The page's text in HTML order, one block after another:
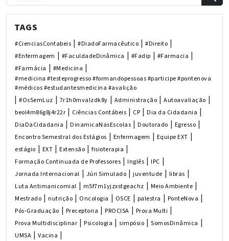
TAGS
#CienciasContabeis | #DiadoFarmacêutico | #Direito |
#Enfermagem | #FaculdadeDinâmica | #Fadip | #Farmacia |
#Farmácia | #Medicina |
#medicina #testeprogresso #formandopessoas #participe #pontenova
#médicos #estudantesmedicina #avalição
| #OsSemLuz | 7r1h0mvalzdk8y | Administração | Autoavaliação |
beol4m86g8j4r22r | Ciências Contábeis | CP | Dia da Cidadania |
DiaDaCidadania | DinamicaNasEscolas | Doutorado | Egresso |
Encontro Semestral dos Estágios | Enfermagem | Equipe EXT |
estágio | EXT | Extensão | fisioterapia |
Formação Continuada de Professores | Inglês | IPC |
Jornada Internacional | Júri Simulado | juventude | libras |
Luta Antimanicomial | m5f7m1yjzxstgeachz | Meio Ambiente |
Mestrado | nutrição | Oncologia | OSCE | palestra | PonteNova |
Pós-Graduação | Preceptoria | PROCISA | Prova Multi |
Prova Multidisciplinar | Psicologia | simpósio | SomosDinâmica |
UMSA | Vacina |